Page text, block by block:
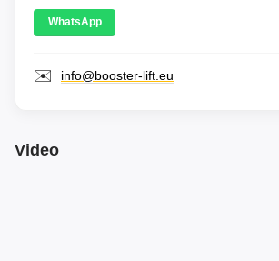
WhatsApp
✉️ info@booster-lift.eu
Video